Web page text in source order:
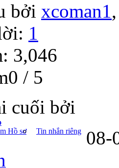
bởi xcoman1
1
3,046
/ 5
cuối bởi
Hồ sơ
Tin nhắn riêng 08-